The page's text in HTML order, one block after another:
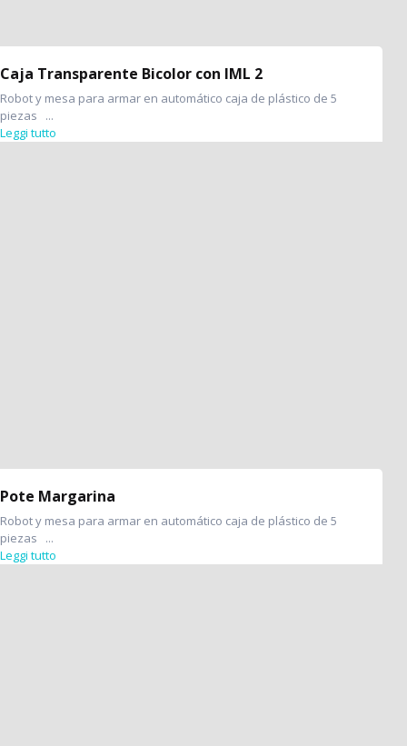
Caja Transparente Bicolor con IML 2
Robot y mesa para armar en automático caja de plástico de 5
piezas ...
Leggi tutto
Pote Margarina
Robot y mesa para armar en automático caja de plástico de 5
piezas ...
Leggi tutto